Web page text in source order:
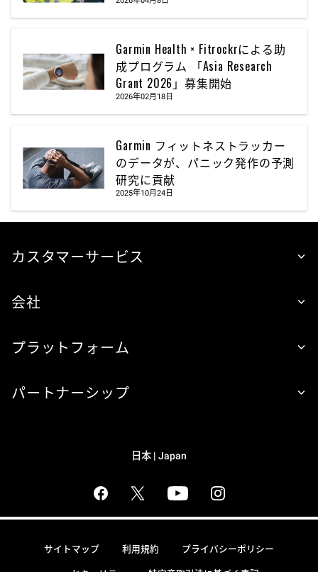
Garmin Health × Fitrockrによる助
成プログラム 「Asia Research
Grant 2026」募集開始
2026年02月18日
Garmin フィットネストラッカー
のデータが、パニック発作の予測
研究に貢献
2025年10月24日
カスタマーサービス
会社
プラットフォーム
パートナーシップ
日本 | Japan
サイトマップ 利用規約 プライバシーポリシー